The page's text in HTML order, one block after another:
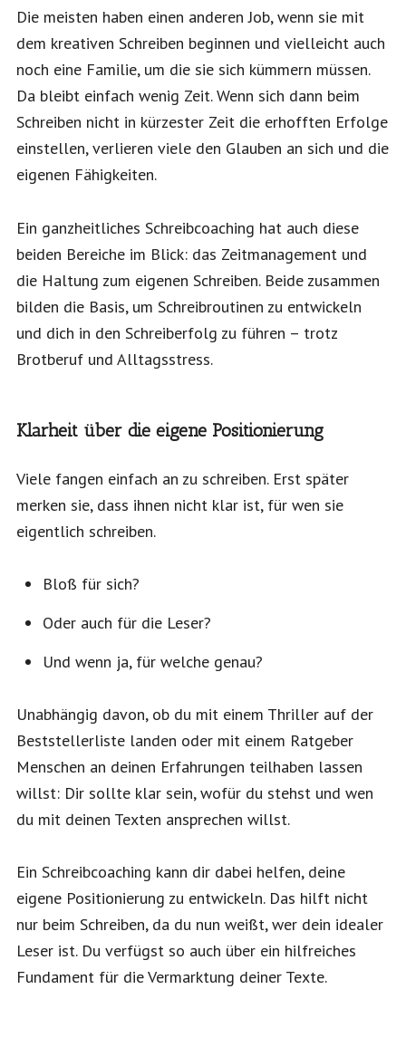
Die meisten haben einen anderen Job, wenn sie mit
dem kreativen Schreiben beginnen und vielleicht auch
noch eine Familie, um die sie sich kümmern müssen.
Da bleibt einfach wenig Zeit. Wenn sich dann beim
Schreiben nicht in kürzester Zeit die erhofften Erfolge
einstellen, verlieren viele den Glauben an sich und die
eigenen Fähigkeiten.
Ein ganzheitliches Schreibcoaching hat auch diese
beiden Bereiche im Blick: das Zeitmanagement und
die Haltung zum eigenen Schreiben. Beide zusammen
bilden die Basis, um Schreibroutinen zu entwickeln
und dich in den Schreiberfolg zu führen – trotz
Brotberuf und Alltagsstress.
Klarheit über die eigene Positionierung
Viele fangen einfach an zu schreiben. Erst später
merken sie, dass ihnen nicht klar ist, für wen sie
eigentlich schreiben.
Bloß für sich?
Oder auch für die Leser?
Und wenn ja, für welche genau?
Unabhängig davon, ob du mit einem Thriller auf der
Beststellerliste landen oder mit einem Ratgeber
Menschen an deinen Erfahrungen teilhaben lassen
willst: Dir sollte klar sein, wofür du stehst und wen
du mit deinen Texten ansprechen willst.
Ein Schreibcoaching kann dir dabei helfen, deine
eigene Positionierung zu entwickeln. Das hilft nicht
nur beim Schreiben, da du nun weißt, wer dein idealer
Leser ist. Du verfügst so auch über ein hilfreiches
Fundament für die Vermarktung deiner Texte.